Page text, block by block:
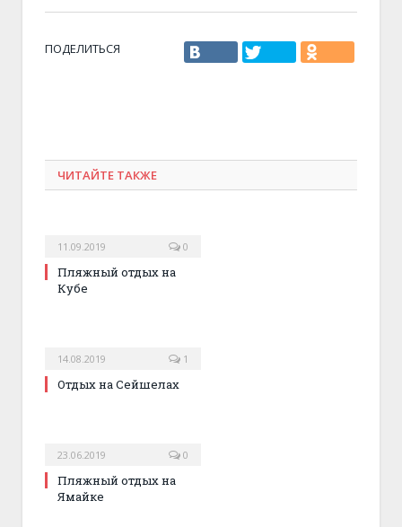
ПОДЕЛИТЬСЯ
ЧИТАЙТЕ ТАКЖЕ
11.09.2019 0
Пляжный отдых на
Кубе
14.08.2019 1
Отдых на Сейшелах
23.06.2019 0
Пляжный отдых на
Ямайке